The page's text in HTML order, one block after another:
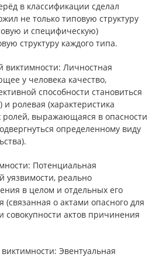
в классификации сделал
не только типовую структуру
и специфическую)
структуру каждого типа.
виктимности: Личностная
у человека качество,
способности становиться
ролевая (характеристика
ролей, выражающаяся в опасности
определенному виду
Потенциальная
уязвимости, реально
в целом и отдельных его
(связанная о актами опасного для
совокупности актов причинения
Эвентуальная